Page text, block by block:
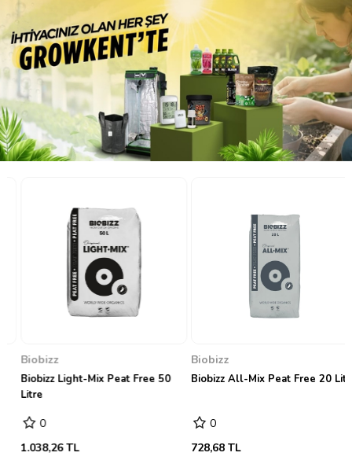
Biobizz
Biobizz Light-Mix Peat Free 50
Litre
0
1.038,26 TL
Biobizz
Biobizz All-Mix Peat Free 20 Litre
0
728,68 TL